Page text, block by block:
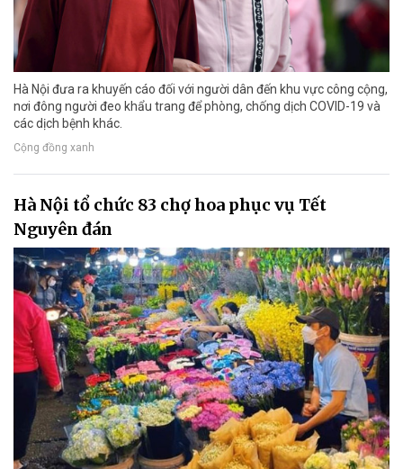
Hà Nội đưa ra khuyến cáo đối với người dân đến khu vực công cộng,
nơi đông người đeo khẩu trang để phòng, chống dịch COVID-19 và
các dịch bệnh khác.
Cộng đồng xanh
Hà Nội tổ chức 83 chợ hoa phục vụ Tết
Nguyên đán